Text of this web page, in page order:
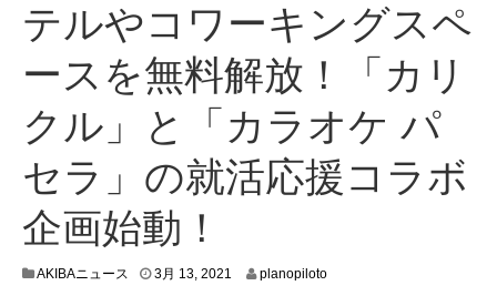
テルやコワーキングスペ
ースを無料解放！「カリ
クル」と「カラオケ パ
セラ」の就活応援コラボ
企画始動！
AKIBAニュース 3月 13, 2021 planopiloto